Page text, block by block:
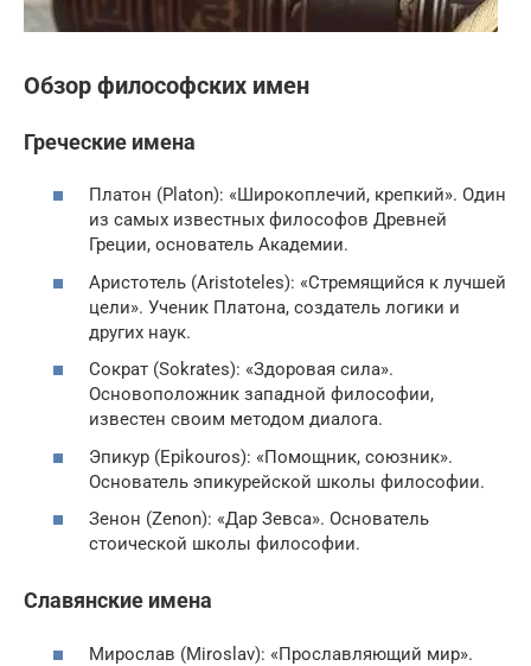
Обзор философских имен
Греческие имена
Платон (Platon): «Широкоплечий, крепкий». Один
из самых известных философов Древней
Греции, основатель Академии.
Аристотель (Aristoteles): «Стремящийся к лучшей
цели». Ученик Платона, создатель логики и
других наук.
Сократ (Sokrates): «Здоровая сила».
Основоположник западной философии,
известен своим методом диалога.
Эпикур (Epikouros): «Помощник, союзник».
Основатель эпикурейской школы философии.
Зенон (Zenon): «Дар Зевса». Основатель
стоической школы философии.
Славянские имена
Мирослав (Miroslav): «Прославляющий мир».